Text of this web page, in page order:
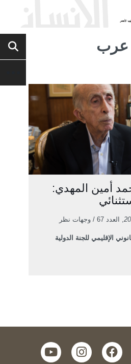
عرب
أمين المهدي:
, العدد 67 / وجهات نظر
الإقليمي للجنة الدولية
facebook
instagram
youtube